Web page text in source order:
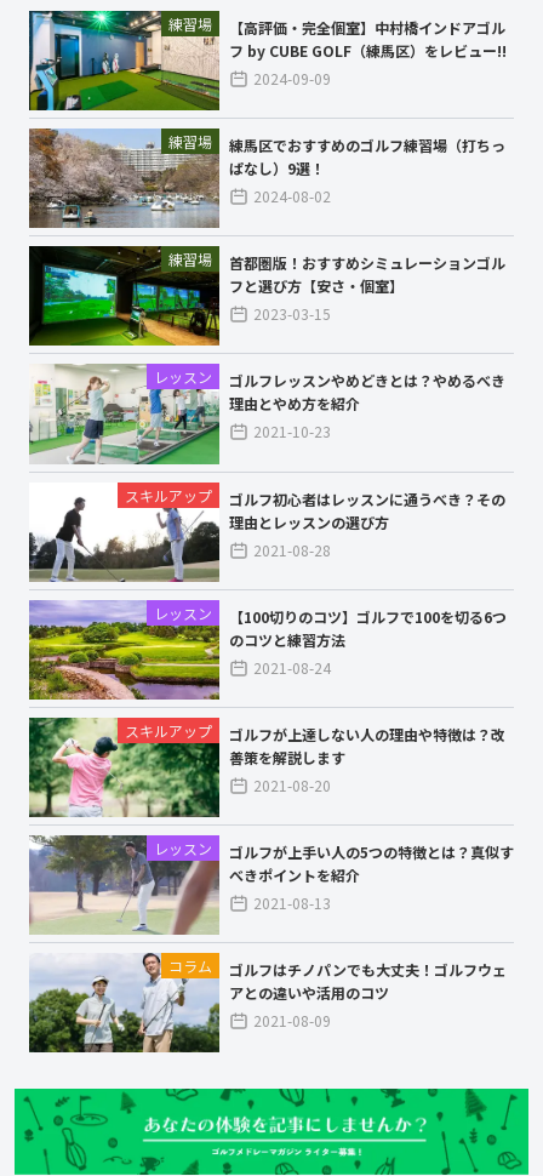
練習場
【高評価・完全個室】中村橋インドアゴル
フ by CUBE GOLF（練馬区）をレビュー!!
2024-09-09
練習場
練馬区でおすすめのゴルフ練習場（打ちっ
ぱなし）9選！
2024-08-02
練習場
首都圏版！おすすめシミュレーションゴル
フと選び方【安さ・個室】
2023-03-15
レッスン
ゴルフレッスンやめどきとは？やめるべき
理由とやめ方を紹介
2021-10-23
スキルアップ
ゴルフ初心者はレッスンに通うべき？その
理由とレッスンの選び方
2021-08-28
レッスン
【100切りのコツ】ゴルフで100を切る6つ
のコツと練習方法
2021-08-24
スキルアップ
ゴルフが上達しない人の理由や特徴は？改
善策を解説します
2021-08-20
レッスン
ゴルフが上手い人の5つの特徴とは？真似す
べきポイントを紹介
2021-08-13
コラム
ゴルフはチノパンでも大丈夫！ゴルフウェ
アとの違いや活用のコツ
2021-08-09